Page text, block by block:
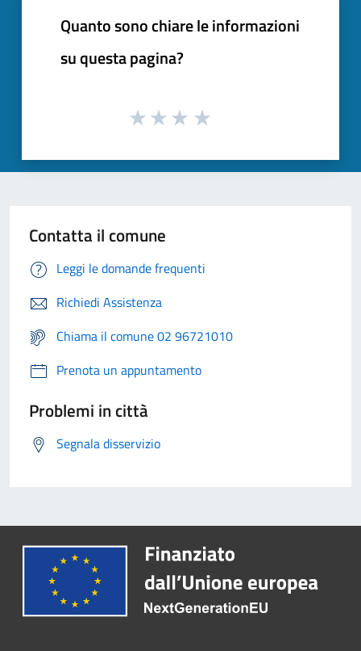
Quanto sono chiare le informazioni
su questa pagina?
Contatta il comune
Leggi le domande frequenti
Richiedi Assistenza
Chiama il comune 02 96721010
Prenota un appuntamento
Problemi in città
Segnala disservizio